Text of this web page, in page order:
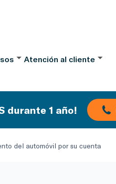
Atención al cliente
durante 1 año!
del automóvil por su cuenta